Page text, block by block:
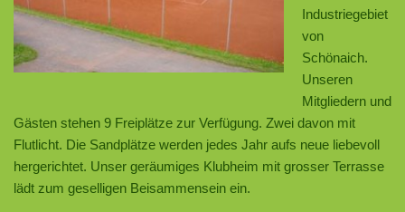
Industriegebiet
von
Schönaich.
Unseren
Mitgliedern und
Gästen stehen 9 Freiplätze zur Verfügung. Zwei davon mit
Flutlicht. Die Sandplätze werden jedes Jahr aufs neue liebevoll
hergerichtet. Unser geräumiges Klubheim mit grosser Terrasse
lädt zum geselligen Beisammensein ein.